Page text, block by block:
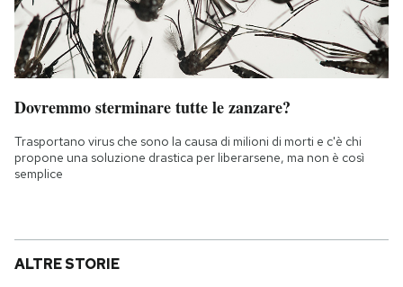
Dovremmo sterminare tutte le zanzare?
Trasportano virus che sono la causa di milioni di morti e c'è chi
propone una soluzione drastica per liberarsene, ma non è così
semplice
ALTRE STORIE